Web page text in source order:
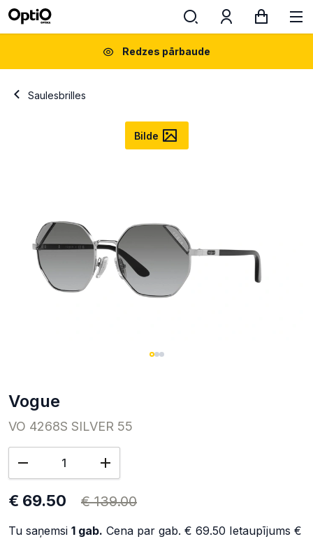
Redzes pārbaude
Saulesbrilles
Bilde
Vogue
VO 4268S SILVER 55
€ 69.50 € 139.00
Tu saņemsi 1 gab. Cena par gab. € 69.50 Ietaupījums €